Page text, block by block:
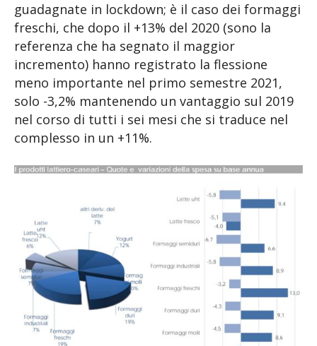
guadagnate in lockdown; è il caso dei formaggi
freschi, che dopo il +13% del 2020 (sono la
referenza che ha segnato il maggior
incremento) hanno registrato la flessione
meno importante nel primo semestre 2021,
solo -3,2% mantenendo un vantaggio sul 2019
nel corso di tutti i sei mesi che si traduce nel
complesso in un +11%.